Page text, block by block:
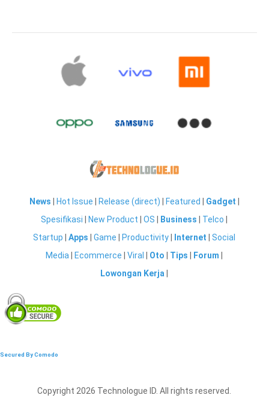
News Hot Issue Release (direct) Featured Gadget
Spesifikasi
New Product |OS Business Telco
Startup |Apps |Game Productivity Internet |Social
Media
Ecommerce |Viral Oto Tips Forum
Lowongan Kerja
Secured By Comodo
Copyright 2026 Technologue ID. All rights reserved.